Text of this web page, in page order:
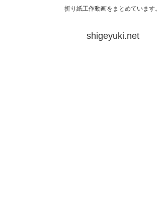
折り紙工作動画をまとめています。
shigeyuki.net